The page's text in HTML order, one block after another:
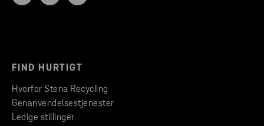
FIND HURTIGT
Hvorfor Stena Recycling
Genanvendelsestjenester
Ledige stillinger